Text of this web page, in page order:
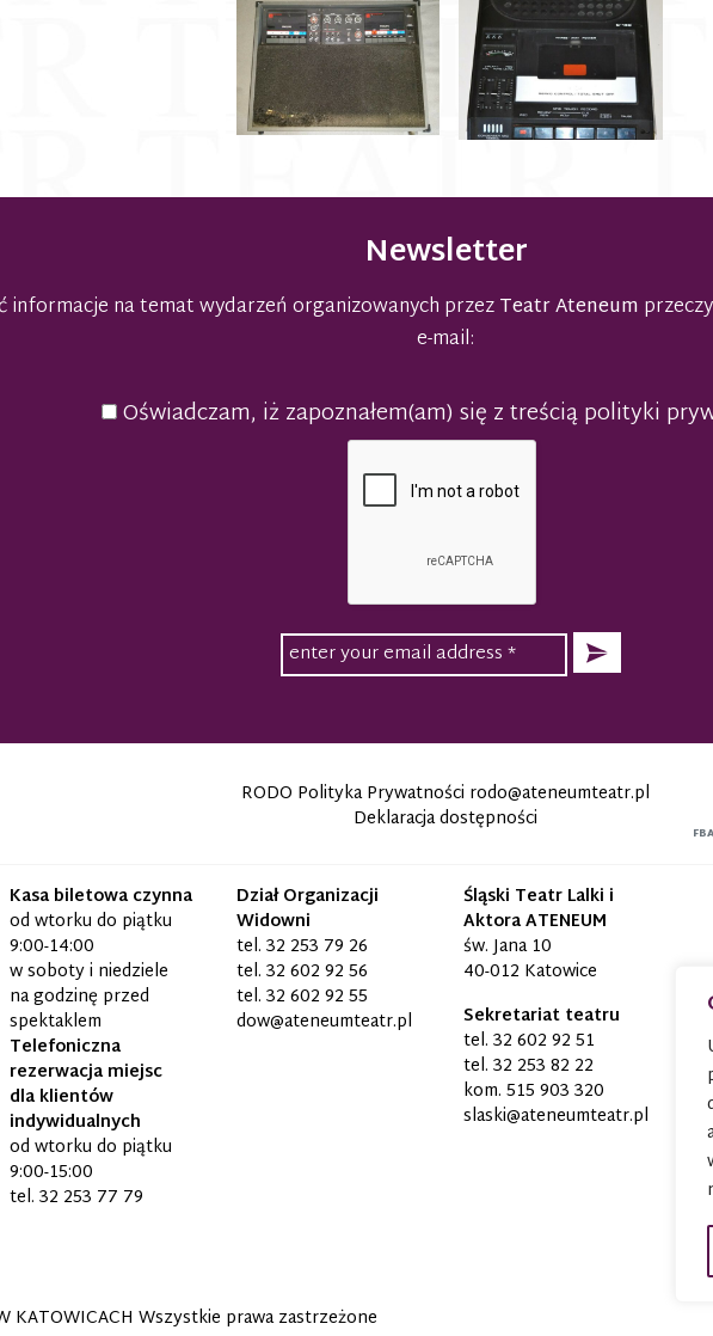
Newsletter
informacje na temat wydarzeń organizowanych przezTeatr Ateneum
e-mail:
Oświadczam, iż zapoznałem(am) się z treścią polityki
RODO Polityka Prywatności rodo@ateneumteatr.pl
Deklaracja dostępności
Kasa biletowa czynna
od wtorku do piątku
9:00-14:00
w soboty i niedziele
na godzinę przed
spektaklem
Telefoniczna
rezerwacja miejsc
dla klientów
indywidualnych
od wtorku do piątku
9:00-15:00
tel. 32 253 77 79
Dział Organizacji
Widowni
tel. 32 253 79 26
tel. 32 602 92 56
tel. 32 602 92 55
dow@ateneumteatr.pl
Śląski Teatr Lalki i
Aktora ATENEUM
św. Jana 10
40-012 Katowice
Sekretariat teatru
tel. 32 602 92 51
tel. 32 253 82 22
kom. 515 903 320
slaski@ateneumteatr.pl
KATOWICACH Wszystkie prawa zastrzeżone